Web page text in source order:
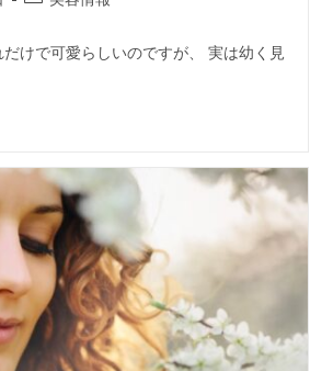
けで可愛らしいのですが、 実は幼く見